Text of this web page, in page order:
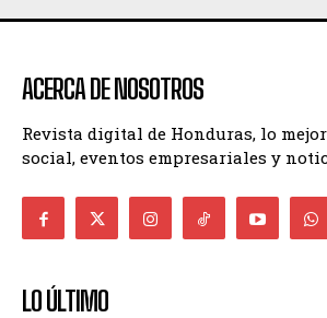
ACERCA DE NOSOTROS
Revista digital de Honduras, lo
social, eventos empresariales y
LO ÚLTIMO